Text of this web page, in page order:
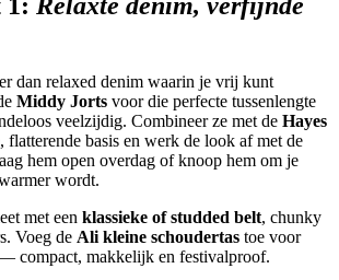
dan relaxed denim waarin je vrij kunt
Middy Jorts voor die perfecte tussenlengte
veelzijdig. Combineer ze met de Hayes
flatterende basis en werk de look af met de
hem open overdag of knoop hem om je
wordt.
met een klassieke of studded belt, chunky
Voeg de Ali kleine schoudertas toe voor
— compact, makkelijk en festivalproof.